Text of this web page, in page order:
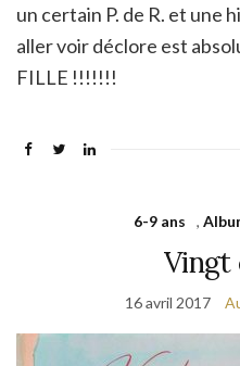
un certain P. de R. et une
aller voir déclore est
FILLE !!!!!!!
6-9 ans ,
Vingt
16 avril 2017